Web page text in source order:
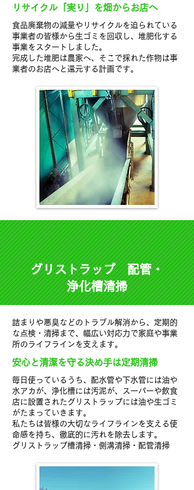
リサイクル「実り」を畑からお店へ
食品廃棄物の減量やリサイクルを迫られている
事業者の皆様から生ゴミを回収し、堆肥化する
事業をスタートしました。
完成した堆肥は農家へ、そこで採れた作物は事
業者のお店へと還元する計画です。
グリストラップ 配管・
浄化槽清掃
​詰まりや悪臭などのトラブル解消から、定期的
な点検・清掃まで、幅広い対応力で家庭や事業
所のライフラインを支えます。
安心と清潔を守る決め手は定期清掃
毎日使っているうち、配水管や下水管には油や
水アカが、浄化槽には汚泥が、スーパーや飲食
店に設置されたグリストラップには油や生ゴミ
がたまっていきます。
私たちは皆様の大切なライフラインを支える使
命感を持ち、徹底的に汚れを除去します。
グリストラップ槽清掃・側溝清掃・配管清掃